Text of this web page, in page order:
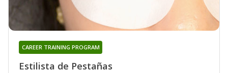
Estilista de Pestañas
CAREER TRAINING PROGRAM